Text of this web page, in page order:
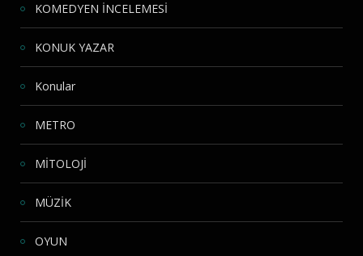
KOMEDYEN İNCELEMESİ
KONUK YAZAR
Konular
METRO
MİTOLOJİ
MÜZİK
OYUN